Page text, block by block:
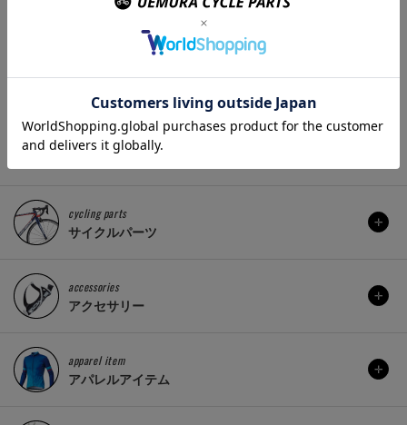
PEARLIZUMI(パールイズ
ミ) 43 イグナイトロングソ
ックス 14.ブラック
cycling parts
サイクルパーツ
accessories
アクセサリー
apparel item
アパレルアイテム